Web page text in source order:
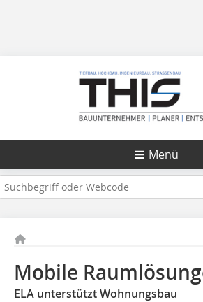
Menü
Mobile
ELA unterstützt Wohnungsbau